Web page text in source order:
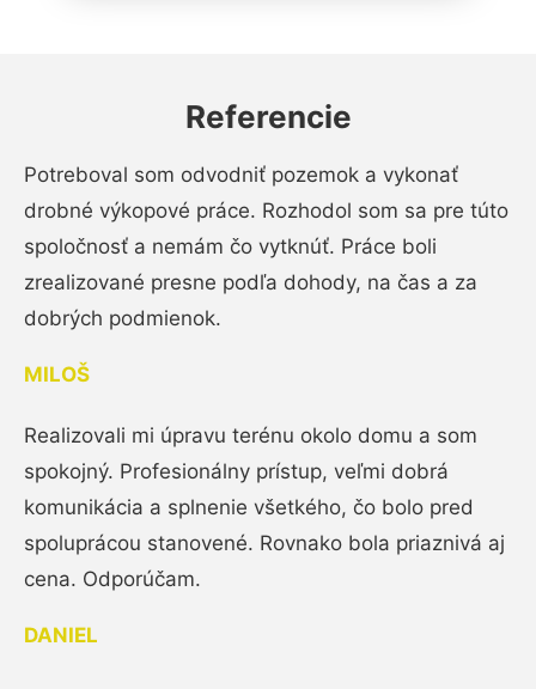
Referencie
Potreboval som odvodniť pozemok a vykonať
drobné výkopové práce. Rozhodol som sa pre túto
spoločnosť a nemám čo vytknúť. Práce boli
zrealizované presne podľa dohody, na čas a za
dobrých podmienok.
MILOŠ
Realizovali mi úpravu terénu okolo domu a som
spokojný. Profesionálny prístup, veľmi dobrá
komunikácia a splnenie všetkého, čo bolo pred
spoluprácou stanovené. Rovnako bola priaznivá aj
cena. Odporúčam.
DANIEL